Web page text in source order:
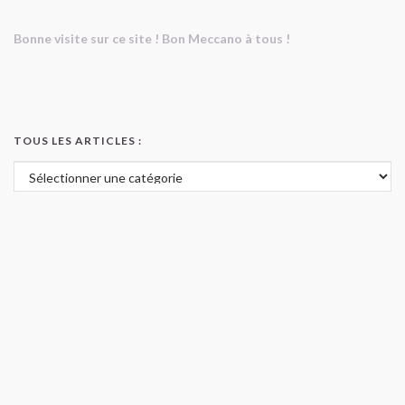
Bonne visite sur ce site ! Bon Meccano à tous !
TOUS LES ARTICLES :
Tous les articles :